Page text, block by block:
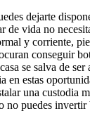
dejarte
de vida no
y corriente,
conseguir
se salva de ser
en estas
una custodia
no puedes invertir